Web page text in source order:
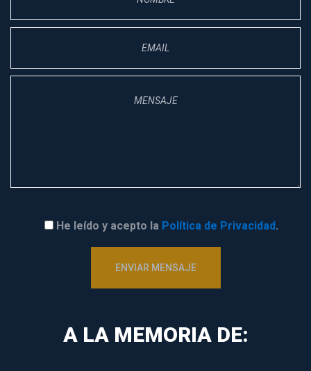
He leído y acepto la Política de Privacidad .
A LA MEMORIA DE: